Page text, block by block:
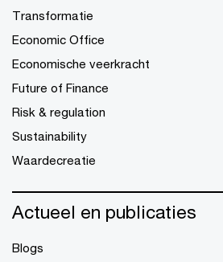
Transformatie
Economic Office
Economische veerkracht
Future of Finance
Risk & regulation
Sustainability
Waardecreatie
Actueel en publicaties
Blogs